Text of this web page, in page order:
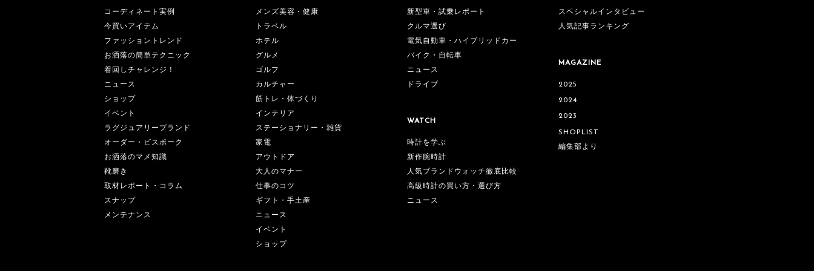
コーディネート実例
今買いアイテム
ファッショントレンド
お洒落の簡単テクニック
着回しチャレンジ！
ニュース
ショップ
イベント
ラグジュアリーブランド
オーダー・ビスポーク
お洒落のマメ知識
靴磨き
取材レポート・コラム
スナップ
メンテナンス
メンズ美容・健康
トラベル
ホテル
グルメ
ゴルフ
カルチャー
筋トレ・体づくり
インテリア
ステーショナリー・雑貨
家電
アウトドア
大人のマナー
仕事のコツ
ギフト・手土産
ニュース
イベント
ショップ
新型車・試乗レポート
クルマ選び
電気自動車・ハイブリッドカー
バイク・自転車
ニュース
ドライブ
WATCH
時計を学ぶ
新作腕時計
人気ブランドウォッチ徹底比較
高級時計の買い方・選び方
ニュース
スペシャルインタビュー
人気記事ランキング
MAGAZINE
2025
2024
2023
SHOPLIST
編集部より